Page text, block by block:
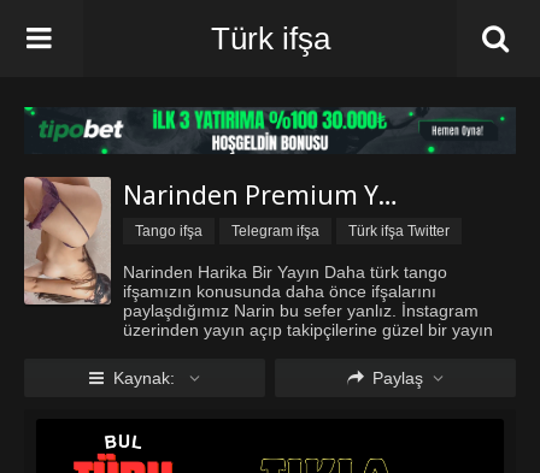
Türk ifşa
Narinden Premium Yayın
Tango ifşa Telegram ifşa Türk ifşa Twitter
Türk ifşa vk
Narinden Harika Bir Yayın Daha türk tango
ifşamızın konusunda daha önce ifşalarını
paylaşdığımız Narin bu sefer yanlız. İnstagram
üzerinden yayın açıp takipçilerine güzel bir yayın
Kaynak:
Paylaş